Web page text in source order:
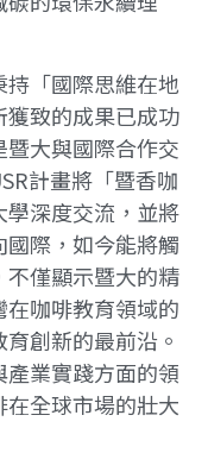
「國際思維在地
致的成果已成功
大與國際合作交
計畫將「暨香咖
深度交流，並將
際，如今能將觸
僅顯示暨大的精
咖啡教育領域的
創新的最前沿。
業實踐方面的領
全球市場的壯大